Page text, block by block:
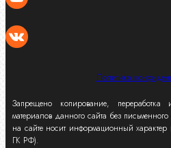
Политика
Запрещено копирование, переработка
материалов данного сайта без
на сайте носит информационный характер
ГК РФ).